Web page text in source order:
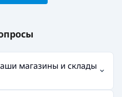
магазины и склады